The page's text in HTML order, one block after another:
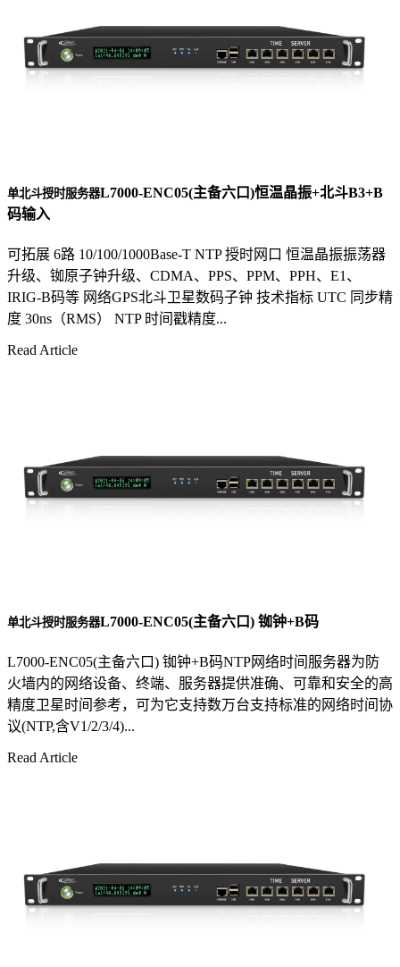
单北斗授时服务器L7000-ENC05(主备六口)恒温晶振+北斗B3+B
码输入
可拓展 6路 10/100/1000Base-T NTP 授时网口 恒温晶振振荡器
升级、铷原子钟升级、CDMA、PPS、PPM、PPH、E1、
IRIG-B码等 网络GPS北斗卫星数码子钟 技术指标 UTC 同步精
度 30ns（RMS） NTP 时间戳精度...
Read Article
单北斗授时服务器L7000-ENC05(主备六口) 铷钟+B码
L7000-ENC05(主备六口) 铷钟+B码NTP网络时间服务器为防
火墙内的网络设备、终端、服务器提供准确、可靠和安全的高
精度卫星时间参考，可为它支持数万台支持标准的网络时间协
议(NTP,含V1/2/3/4)...
Read Article